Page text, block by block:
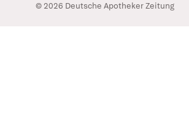
© 2026 Deutsche Apotheker Zeitung